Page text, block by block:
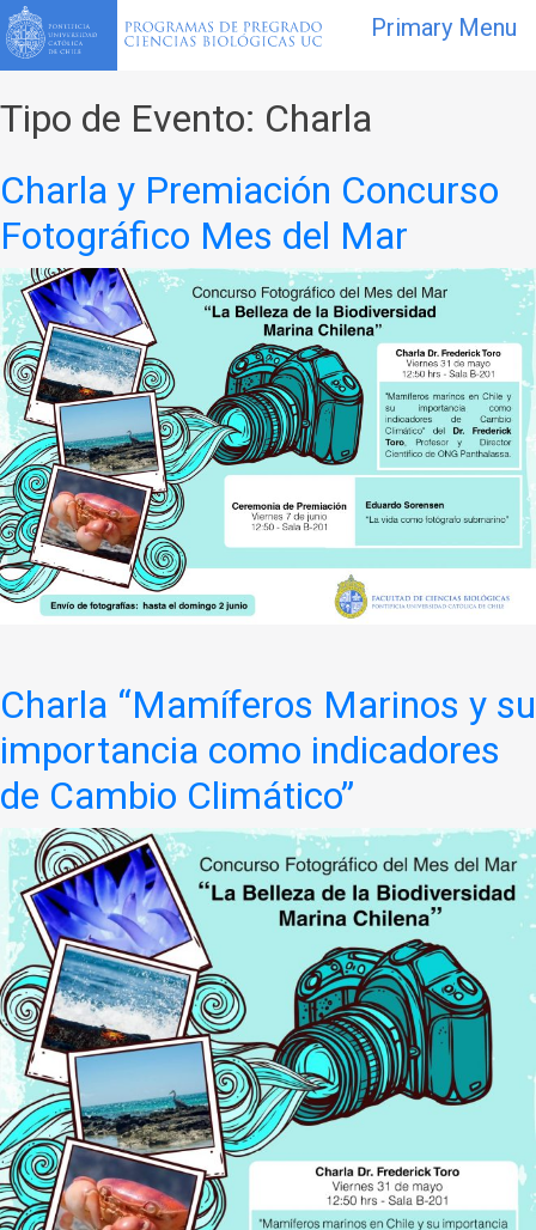
Tipo de Evento: Charla
Charla y Premiación Concurso
Fotográfico Mes del Mar
Charla “Mamíferos Marinos y su
importancia como indicadores
de Cambio Climático”
Primary Menu